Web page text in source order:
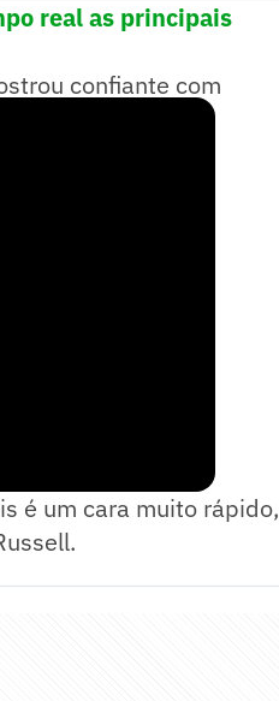
real as principais
confiante com
é um cara muito rápido,